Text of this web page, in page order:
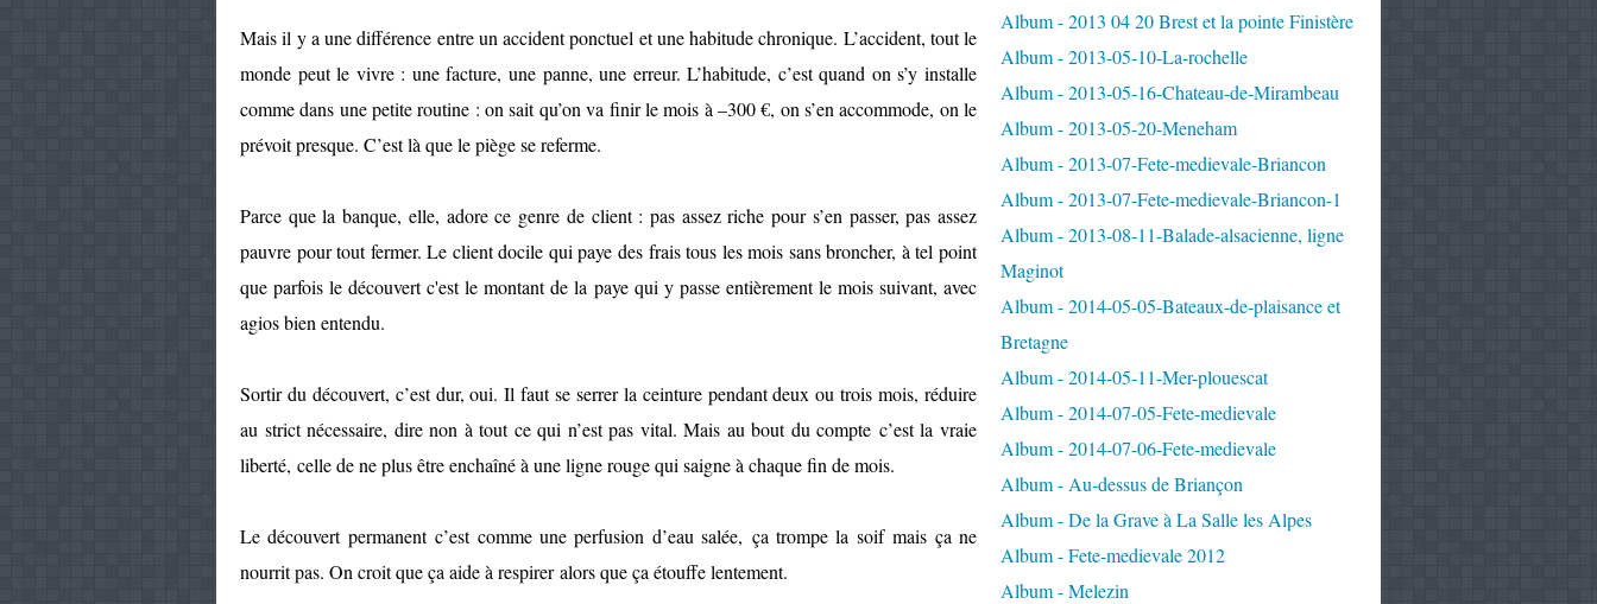
Mais il y a une différence entre un accident ponctuel et une habitude chronique. L’accident, tout le
monde peut le vivre : une facture, une panne, une erreur. L’habitude, c’est quand on s’y installe
comme dans une petite routine : on sait qu’on va finir le mois à –300 €, on s’en accommode, on le
prévoit presque. C’est là que le piège se referme.
Parce que la banque, elle, adore ce genre de client : pas assez riche pour s’en passer, pas assez
pauvre pour tout fermer. Le client docile qui paye des frais tous les mois sans broncher, à tel point
que parfois le découvert c'est le montant de la paye qui y passe entièrement le mois suivant, avec
agios bien entendu.
Sortir du découvert, c’est dur, oui. Il faut se serrer la ceinture pendant deux ou trois mois, réduire
au strict nécessaire, dire non à tout ce qui n’est pas vital. Mais au bout du compte c’est la vraie
liberté, celle de ne plus être enchaîné à une ligne rouge qui saigne à chaque fin de mois.
Le découvert permanent c’est comme une perfusion d’eau salée, ça trompe la soif mais ça ne
nourrit pas. On croit que ça aide à respirer alors que ça étouffe lentement.
Album - 2013 04 20 Brest et la pointe Finistère
Album - 2013-05-10-La-rochelle
Album - 2013-05-16-Chateau-de-Mirambeau
Album - 2013-05-20-Meneham
Album - 2013-07-Fete-medievale-Briancon
Album - 2013-07-Fete-medievale-Briancon-1
Album - 2013-08-11-Balade-alsacienne, ligne
Maginot
Album - 2014-05-05-Bateaux-de-plaisance et
Bretagne
Album - 2014-05-11-Mer-plouescat
Album - 2014-07-05-Fete-medievale
Album - 2014-07-06-Fete-medievale
Album - Au-dessus de Briançon
Album - De la Grave à La Salle les Alpes
Album - Fete-medievale 2012
Album - Melezin